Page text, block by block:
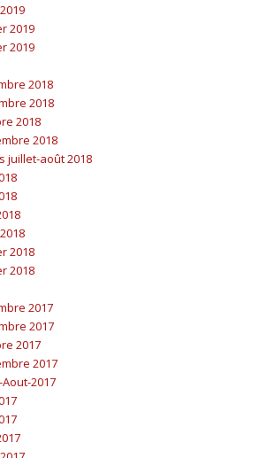
2019
2019
2018
2018
2018
2018
juillet-août 2018
2018
2018
2017
2017
2017
2017
2017